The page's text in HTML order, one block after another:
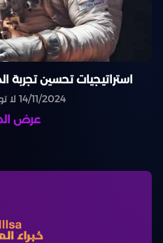
استراتيجيات تحسين تجربة
14/11/2024 لا
عرض